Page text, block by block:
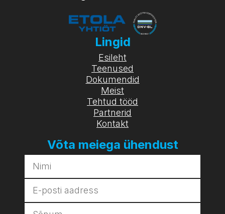
Lingid
Esileht
Teenused
Dokumendid
Meist
Tehtud tööd
Partnerid
Kontakt
Võta meiega ühendust